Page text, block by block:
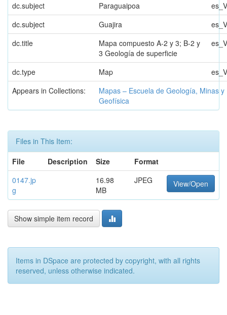
dc.subject
Paraguaipoa
dc.subject
Guajira
dc.title
Mapa compuesto A-2 y 3; B-2 y
3 Geología de superficie
dc.type Map
Appears in Collections:
Mapas – Escuela de Geología, Minas y
Geofísica
Files in This Item:
File
Description Size
Format
0147.jp
g
16.98
MB
JPEG View/Open
Show simple item record
Items in DSpace are protected by copyright, with all rights
reserved, unless otherwise indicated.